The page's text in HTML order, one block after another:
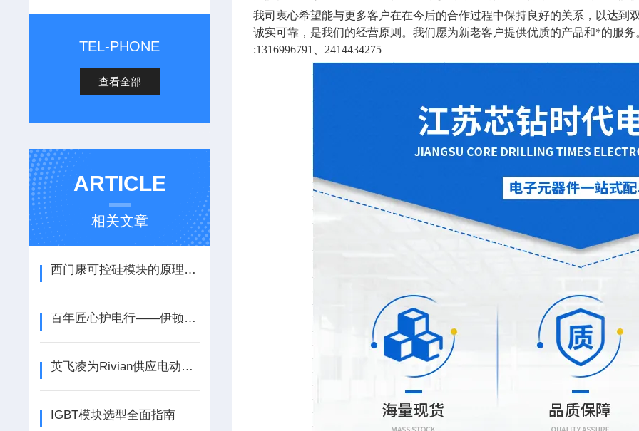
TEL-PHONE
查看全部
ARTICLE
相关文章
西门康可控硅模块的原理及应用
百年匠心护电行——伊顿巴斯曼熔断器详解
英飞凌为Rivian供应电动汽车牵引逆变器功率模块
IGBT模块选型全面指南
我司衷心希望能与更多客户在在今后的合作过程中保持良好的关系，以达到
诚实可靠，是我们的经营原则。我们愿为新老客户提供优质的产品和*的服务
:1316996791
2414434275